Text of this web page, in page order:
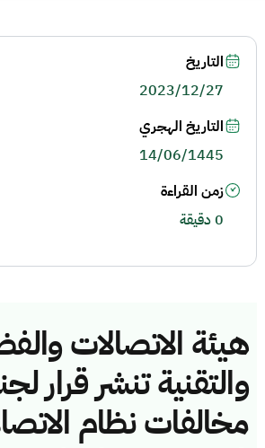
هيئة الاتصالات
والتقنية تنشر قرار
مخالفات نظام
التاريخ
2023/12/27
التاريخ الهجري
14/06/1445
زمن القراءة
0 دقيقة